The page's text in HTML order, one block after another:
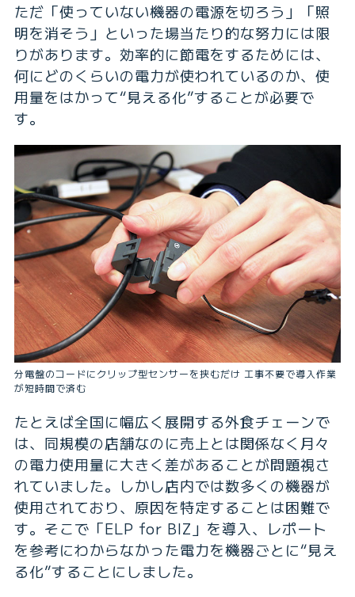
ただ「使っていない機器の電源を切ろう」「照
明を消そう」といった場当たり的な努力には限
りがあります。効率的に節電をするためには、
何にどのくらいの電力が使われているのか、使
用量をはかって“見える化”することが必要で
す。
分電盤のコードにクリップ型センサーを挟むだけ 工事不要で導入作業
が短時間で済む
たとえば全国に幅広く展開する外食チェーンで
は、同規模の店舗なのに売上とは関係なく月々
の電力使用量に大きく差があることが問題視さ
れていました。しかし店内では数多くの機器が
使用されており、原因を特定することは困難で
す。そこで「ELP for BIZ」を導入、レポート
を参考にわからなかった電力を機器ごとに“見え
る化”することにしました。